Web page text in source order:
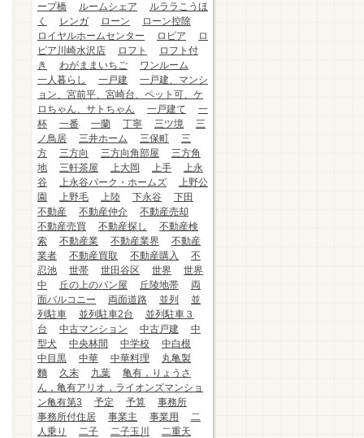
ープ橋
ルームシェア
ルララこうほ
く
レンガ ローン
ローン控除
ロイヤルホームセンター
ロピア
ロ
ピア川崎水沢店
ロフト
ロフト付
き
わがままいちご
ワンルーム
一人暮らし
一戸建
一戸建、マンシ
ョン、宮前平、宮崎台、ペット可、ケ
ロちゃん、サトちゃん
一戸建て
一
杯
一番 一蘭 丁寧 三ツ境
三
ノ鳥居
三井ホーム 三保町
三
方
三方向 三方向角部屋
三方角
地
三軒茶屋 上大岡 上手
上永
谷
上永谷パーク・ホームズ
上野公
園
上野毛 上陸 下永谷
下田
不動産
不動産仲介
不動産売却
不動産売買
不動産探し
不動産検
索
不動産業 不動産業界
不動産
業者
不動産買取 不動産購入
不
忍池
世帯 世田谷区 世界
世界
中
丘の上のパン屋 丘陵地帯
両
面バルコニー
両面道路 並列
並
列駐車
並列駐車2台
並列駐車３
台
中古マンション 中古戸建
中
型犬
中央林間 中学校
中白根
中目黒
中華 中華料理
丸亀製
麵
久末 九葉
亀有，りょうさ
ん，亀有アリオ，ライオンズマンショ
ン亀有第3
予定 予算
事務所
事務所付住居
事業主 事業用
二
人乗り
二子 二子玉川
二重天